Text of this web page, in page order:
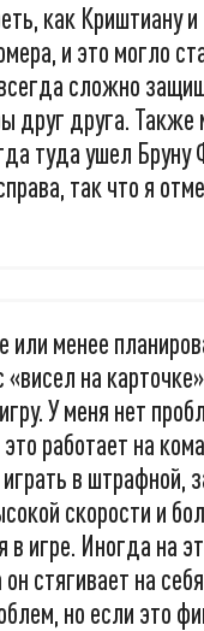
как Криштиану
и это могло
сложно
друг друга.
туда ушел
так что я
менее
на
У меня нет
работает на
в штрафной,
скорости и
игре. Иногда на
стягивает на
но если это